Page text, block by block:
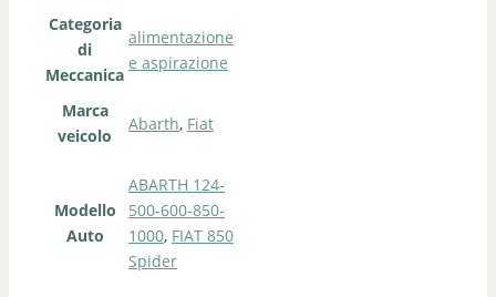
Categoria
di
Meccanica
alimentazione
e aspirazione
Marca
veicolo
Abarth, Fiat
Modello
Auto
ABARTH 124-
500-600-850-
1000, FIAT 850
Spider